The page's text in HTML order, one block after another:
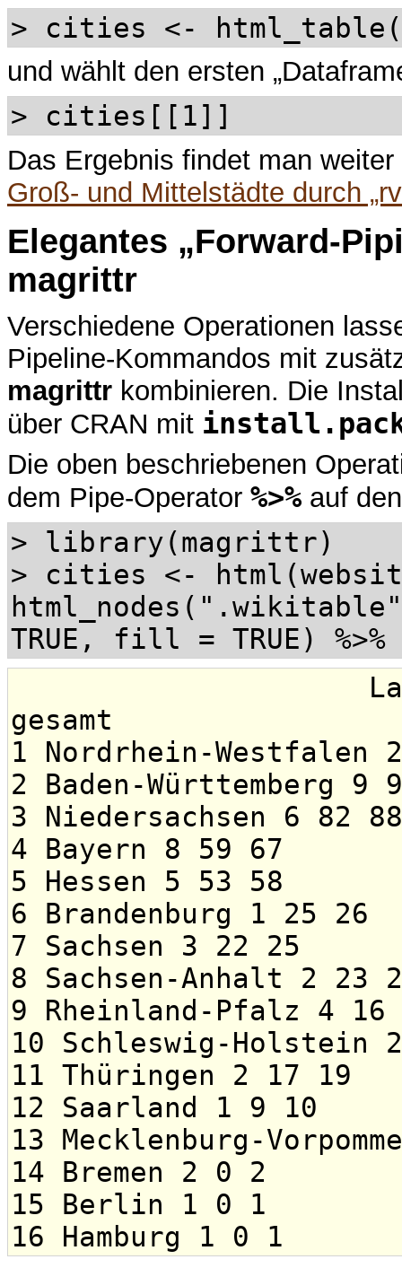
> cities <-
und wählt den ersten
> cities[[1]]
Das Ergebnis findet man
Groß- und Mittelstädte durch
Elegantes „Forward-
magrittr
Verschiedene Operationen
Pipeline-Kommandos mit
magrittr kombinieren. Die
über CRAN mit
Die oben beschriebenen
dem Pipe-Operator %>% auf
> library(magrittr)
> cities <-
TRUE, fill = TRUE)
Land
gesamt
1 Nordrhein-Westfalen
2 Baden-Württemberg 9
3 Niedersachsen 6 82 88
4 Bayern 8 59 67
5 Hessen 5 53 58
6 Brandenburg 1 25 26
7 Sachsen 3 22 25
8 Sachsen-Anhalt 2 23
9 Rheinland-Pfalz 4 16
10 Schleswig-Holstein
11 Thüringen 2 17 19
12 Saarland 1 9 10
13 Mecklenburg-
14 Bremen 2 0 2
15 Berlin 1 0 1
16 Hamburg 1 0 1